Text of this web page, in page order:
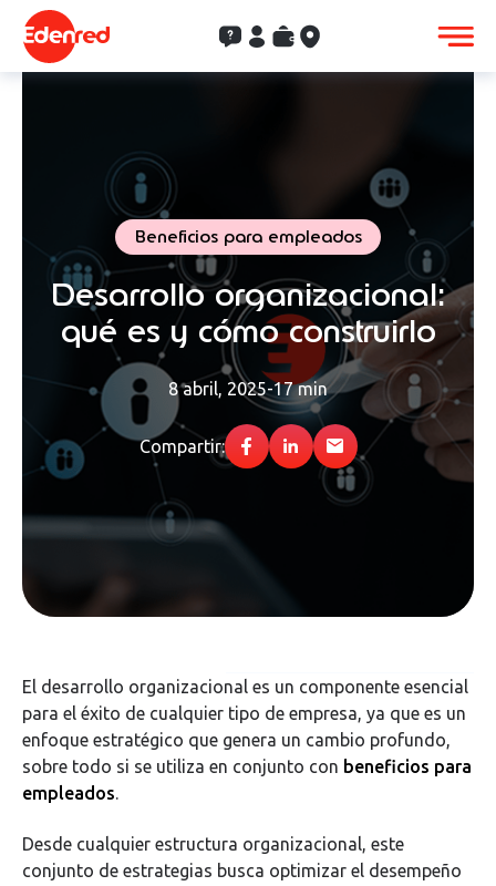
Contacto
Clientes
SaldoAceptación
Beneficios para empleados
Desarrollo organizacional:
qué es y cómo construirlo
8 abril, 2025-17 min
Compartir:
El desarrollo organizacional es un componente esencial
para el éxito de cualquier tipo de empresa, ya que es un
enfoque estratégico que genera un cambio profundo,
sobre todo si se utiliza en conjunto con beneficios para
empleados.
Desde cualquier estructura organizacional, este
conjunto de estrategias busca optimizar el desempeño